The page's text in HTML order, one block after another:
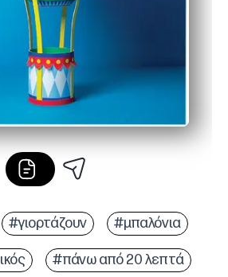
#γιορτάζουν #μπαλόνια
#πάνω από 20 λεπτά